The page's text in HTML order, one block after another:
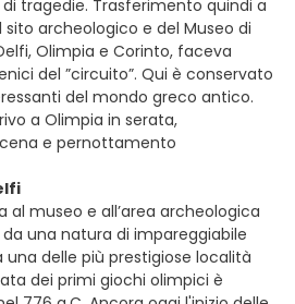
tragedie. Trasferimento quindi a
archeologico e del Museo di
Olimpia e Corinto, faceva
del ”circuito”. Qui è conservato
del mondo greco antico.
a Olimpia in serata,
e pernottamento
al museo e all’area archeologica
una natura di impareggiabile
una delle più prestigiose località
dei primi giochi olimpici è